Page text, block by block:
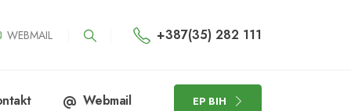
WEBMAIL +387(35) 282 111
Webmail EP BIH